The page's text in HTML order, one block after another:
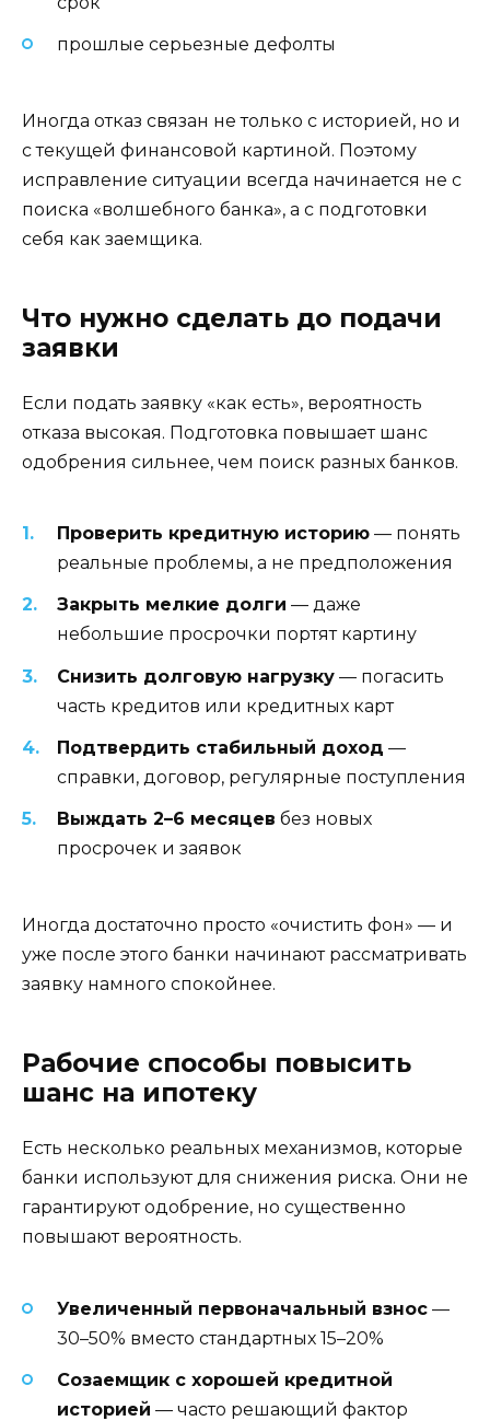
прошлые серьезные дефолты
Иногда отказ связан не только с историей, но и
с текущей финансовой картиной. Поэтому
исправление ситуации всегда начинается не с
поиска «волшебного банка», а с подготовки
себя как заемщика.
Что нужно сделать до подачи
заявки
Если подать заявку «как есть», вероятность
отказа высокая. Подготовка повышает шанс
одобрения сильнее, чем поиск разных банков.
Проверить кредитную историю — понять
реальные проблемы, а не предположения
Закрыть мелкие долги — даже
небольшие просрочки портят картину
Снизить долговую нагрузку — погасить
часть кредитов или кредитных карт
Подтвердить стабильный доход —
справки, договор, регулярные поступления
Выждать 2–6 месяцев без новых
просрочек и заявок
Иногда достаточно просто «очистить фон» — и
уже после этого банки начинают рассматривать
заявку намного спокойнее.
Рабочие способы повысить
шанс на ипотеку
Есть несколько реальных механизмов, которые
банки используют для снижения риска. Они не
гарантируют одобрение, но существенно
повышают вероятность.
Увеличенный первоначальный взнос —
30–50% вместо стандартных 15–20%
Созаемщик с хорошей кредитной
историей — часто решающий фактор